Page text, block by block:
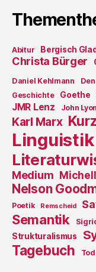
Abitur Bergisch
Christa Bürger
Daniel Kehlmann
Geschichte Goethe
JMR Lenz John
Karl Marx
Linguistik
Medium
Nelson
Poetik
Remscheid
Semantik
Strukturalismus
Tagebuch Tod